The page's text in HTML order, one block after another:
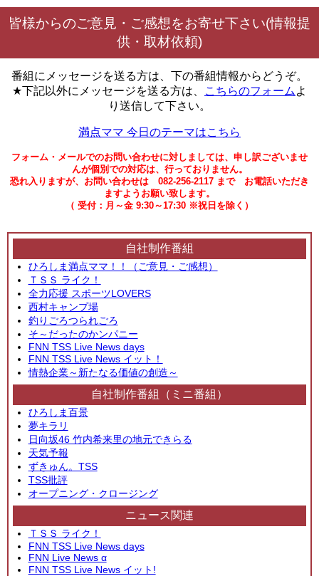
皆様からのご意見・ご感想をお寄せ下さい(情報提
供・取材依頼)
番組にメッセージを送る方は、下の番組情報からどうぞ。
★下記以外にメッセージを送る方は、
こちらのフォーム よ
り送信して下さい。
満点ママ 今日のテーマはこちら
フォーム・メールでのお問い合わせに対しましては、申し訳ございませ
んが個別での対応は、行っておりません。
恐れ入りますが、お問い合わせは 082-256-2117 まで お電話いただき
ますようお願い致します。
（ 受付：月～金 9:30～17:30 ※祝日を除く）
自社制作番組
ひろしま満点ママ！！（ご意見・ご感想）
ＴＳＳ ライク！
全力応援 スポーツLOVERS
西村キャンプ場
釣りごろつられごろ
そ～だったのかンパニー
FNN TSS Live News days
FNN TSS Live News イット！
情熱企業～新たなる価値の創造～
自社制作番組（ミニ番組）
ひろしま百景
夢キラリ
日向坂46 竹内希来里の地元できらる
天気予報
ずきゅん。TSS
TSS批評
オープニング・クロージング
ニュース関連
ＴＳＳ ライク！
FNN TSS Live News days
FNN Live News α
FNN TSS Live News イット!